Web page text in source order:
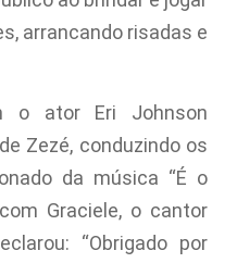
arrancando risadas e
o ator Eri Johnson
Zezé, conduzindo os
da música “É o
Graciele, o cantor
“Obrigado por